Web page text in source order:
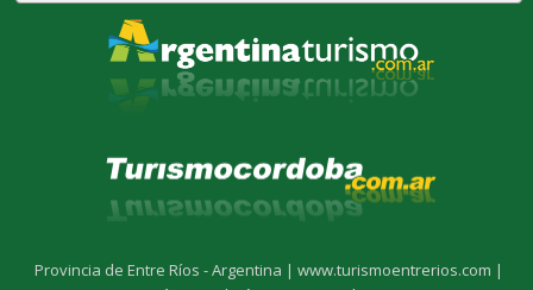
Provincia de Entre Ríos - Argentina |www.turismoentrerios.com |